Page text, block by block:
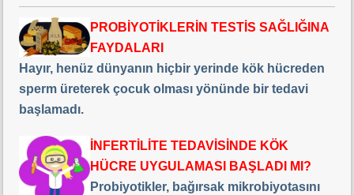
PROBİYOTİKLERİN TESTİS SAĞLIĞINA
FAYDALARI
Hayır, henüz dünyanın hiçbir yerinde kök hücreden
sperm üreterek çocuk olması yönünde bir tedavi
başlamadı.
İNFERTİLİTE TEDAVİSİNDE KÖK
HÜCRE UYGULAMASI BAŞLADI MI?
Probiyotikler, bağırsak mikrobiyotasını